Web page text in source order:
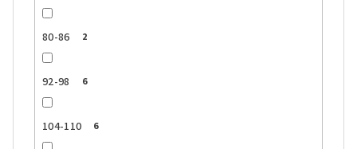
80-86 2
92-98 6
104-110 6